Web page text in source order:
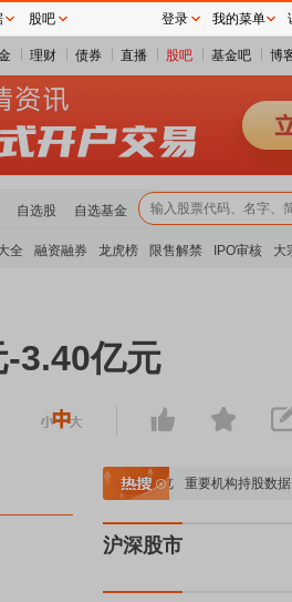
理财 债券 直播 股吧 基金吧 博
自选股 自选基金
全 融资融券 龙虎榜 限售解禁 IPO审核 大
-3.40亿元
A股估值分析全览 重要机构持股数据
沪深股市
股吧 登录 我的菜单